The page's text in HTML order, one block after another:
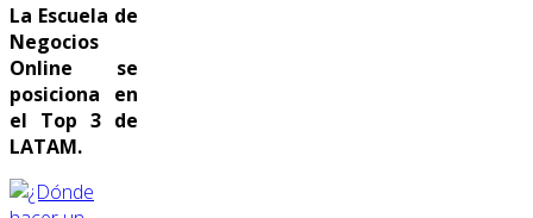
La Escuela de
Negocios
Online se
posiciona en
el Top 3 de
LATAM.